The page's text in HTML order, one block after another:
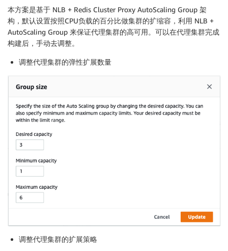
      - c5.large
Description: Enter EC2 type for redis cluster
  RedisProxyClusterName:
    Type: String
    Description: Specific Redis Proxy Name
  RedisClusterConfigurationEndPoint:
  RedisProxyVPC:
Description: Choose one valid VPC for Redis
  RedisProxySubnets:
    Type: 'List<AWS::EC2::Subnet::Id>'
Description: Choose one or more valid subnet
    Type: 'AWS::EC2::KeyPair::KeyName'
Description: Select the key pair for those EC2
  RedisProxySecurityGroup:
    Type: 'AWS::EC2::SecurityGroup::Id'
  RedisProxyNLBDNSName:
本方案是基于 NLB + Redis Cluster Proxy AutoScaling Group 架
构，默认设置按照CPU负载的百分比做集群的扩缩容，利用 NLB +
AutoScaling Group 来保证代理集群的高可用。可以在代理集群完成
构建后，手动去调整。
调整代理集群的弹性扩展数量
调整代理集群的扩展策略